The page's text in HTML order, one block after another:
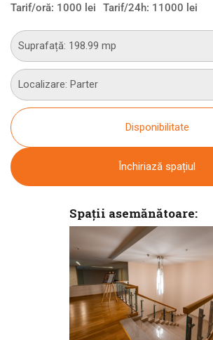
Tarif/oră: 1000 lei Tarif/24h: 11000 lei
Suprafață: 198.99 mp
Localizare: Parter
Disponibilitate
Închiriază spațiul
Spații asemănătoare: